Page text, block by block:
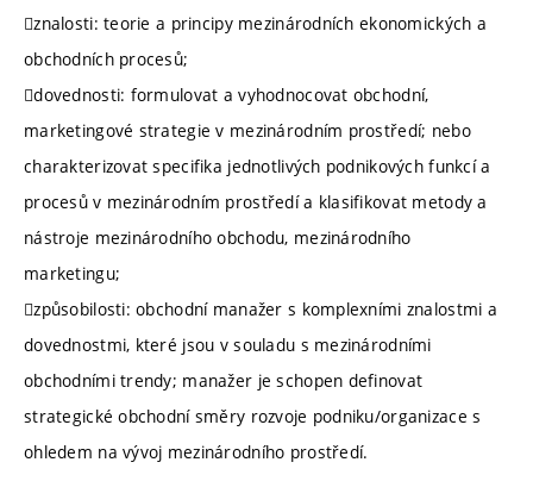
znalosti: teorie a principy mezinárodních ekonomických a
obchodních procesů;
dovednosti: formulovat a vyhodnocovat obchodní,
marketingové strategie v mezinárodním prostředí; nebo
charakterizovat specifika jednotlivých podnikových funkcí a
procesů v mezinárodním prostředí a klasifikovat metody a
nástroje mezinárodního obchodu, mezinárodního
marketingu;
způsobilosti: obchodní manažer s komplexními znalostmi a
dovednostmi, které jsou v souladu s mezinárodními
obchodními trendy; manažer je schopen definovat
strategické obchodní směry rozvoje podniku/organizace s
ohledem na vývoj mezinárodního prostředí.